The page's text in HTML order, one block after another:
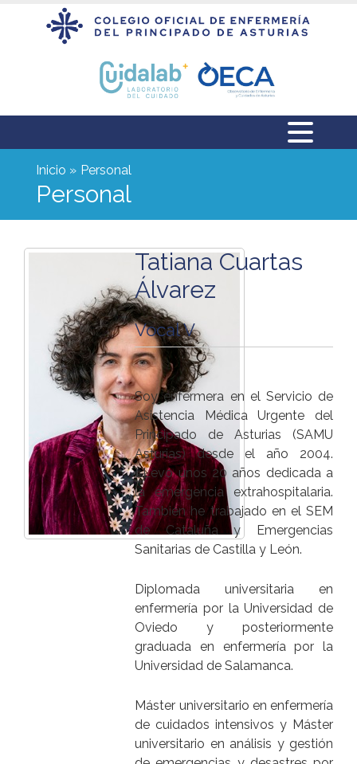
Inicio Personal
Personal
Tatiana Cuartas
Álvarez
Vocal V
Soy enfermera en el Servicio de
Asistencia Médica Urgente del
Principado de Asturias (SAMU
Asturias) desde el año 2004.
LLevo unos 20 años dedicada a
la emergencia extrahospitalaria.
También he trabajado en el SEM
de Cataluña y Emergencias
Sanitarias de Castilla y León.
Diplomada universitaria en
enfermería por la Universidad de
Oviedo y posteriormente
graduada en enfermería por la
Universidad de Salamanca.
Máster universitario en enfermería
de cuidados intensivos y Máster
universitario en análisis y gestión